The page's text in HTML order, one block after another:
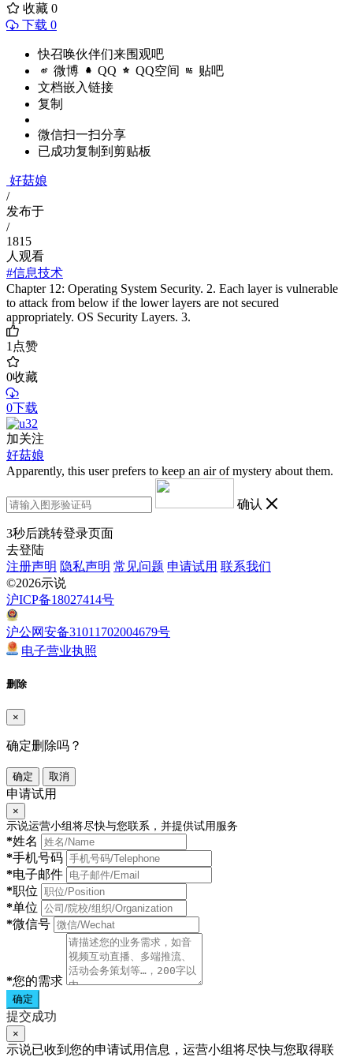
收藏 0
下载 0
快召唤伙伴们来围观吧
微博 QQ QQ空间 贴吧
文档嵌入链接
复制
微信扫一扫分享
已成功复制到剪贴板
好菇娘
/
发布于
/
1815
人观看
#信息技术
Chapter 12: Operating System Security. 2. Each layer is vulnerable
to attack from below if the lower layers are not secured
appropriately. OS Security Layers. 3.
1点赞
0收藏
0下载
加关注
好菇娘
Apparently, this user prefers to keep an air of mystery about them.
确认
3秒后跳转登录页面
去登陆
注册声明 隐私声明 常见问题 申请试用 联系我们
©2026示说
沪ICP备18027414号
沪公网安备31011702004679号
电子营业执照
删除
×
确定删除吗？
确定 取消
申请试用
×
示说运营小组将尽快与您联系，并提供试用服务
*姓名
*手机号码
*电子邮件
*职位
*单位
*微信号
*您的需求
确定
提交成功
×
示说已收到您的申请试用信息，运营小组将尽快与您取得联